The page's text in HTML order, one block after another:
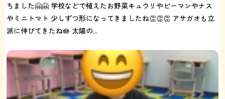
ちました🤗🤗 学校などで植えたお野菜キュウリやピーマンやナス
やミニトマト 少しずつ形になってきましたね👏👏👏 アサガオも立
派に伸びてきたね🪷 太陽の...